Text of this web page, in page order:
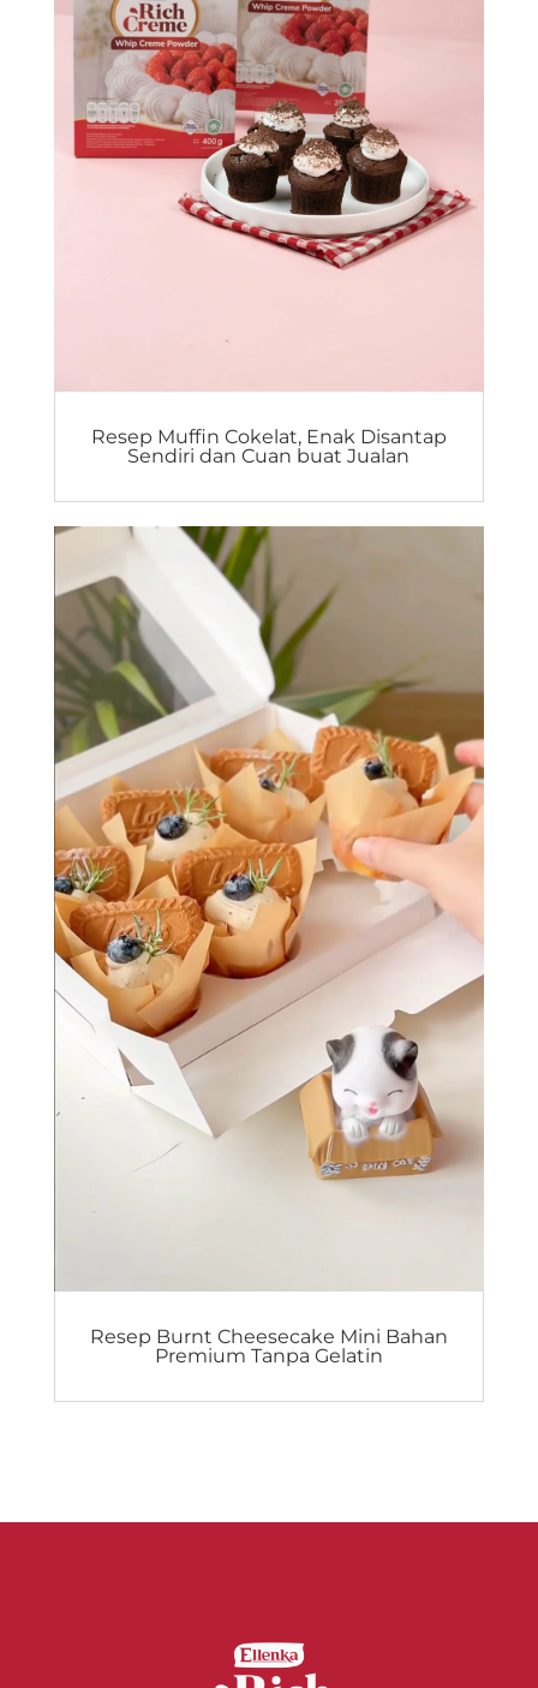
Resep Muffin Cokelat, Enak Disantap
Sendiri dan Cuan buat Jualan
Resep Burnt Cheesecake Mini Bahan
Premium Tanpa Gelatin